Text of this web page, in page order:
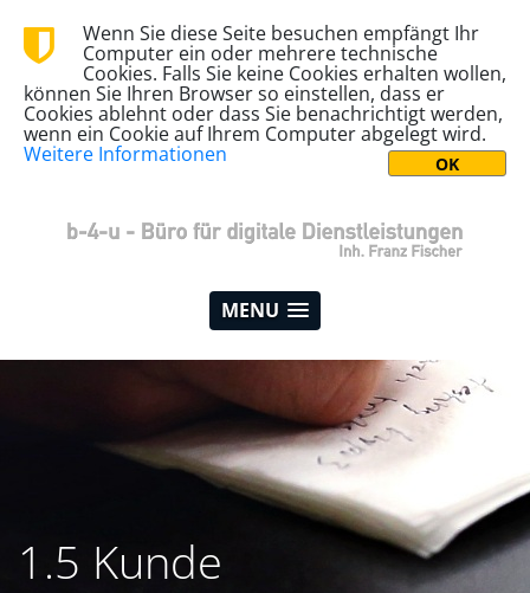
Wenn Sie diese Seite besuchen empfängt Ihr
Computer ein oder mehrere technische
Cookies. Falls Sie keine Cookies erhalten wollen,
können Sie Ihren Browser so einstellen, dass er
Cookies ablehnt oder dass Sie benachrichtigt werden,
wenn ein Cookie auf Ihrem Computer abgelegt wird.
Weitere Informationen
MENU
1.5 Kunde